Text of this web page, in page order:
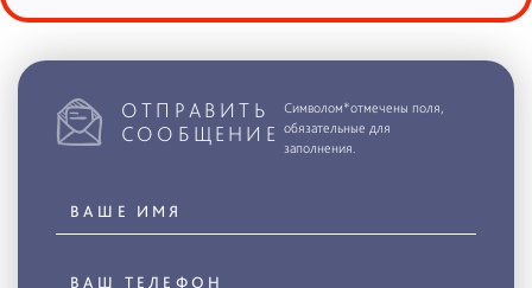
ОТПРАВИТЬ
СООБЩЕНИЕ
Символом*отмечены поля,
обязательные для
заполнения.